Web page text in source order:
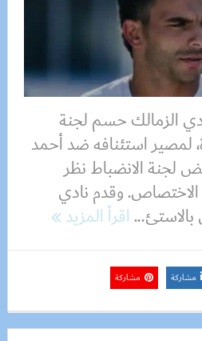
الزمالك حسم لجنة
لمصير استئنافه ضد أحمد
لجنة الانضباط نظر
وقدم نادي
اقرأ المزيد
مشاركة مشاركة